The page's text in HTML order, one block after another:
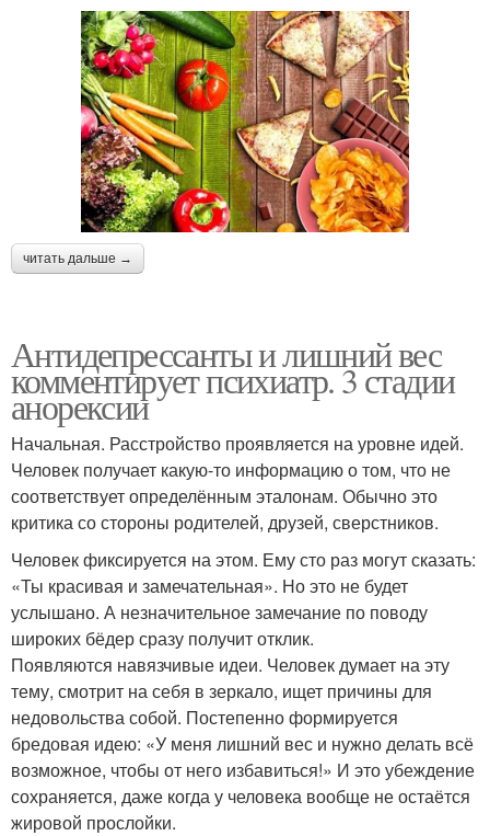
читать дальше →
Антидепрессанты и лишний вес
комментирует психиатр. 3 стадии
анорексии
Начальная. Расстройство проявляется на уровне идей.
Человек получает какую-то информацию о том, что не
соответствует определённым эталонам. Обычно это
критика со стороны родителей, друзей, сверстников.
Человек фиксируется на этом. Ему сто раз могут сказать:
«Ты красивая и замечательная». Но это не будет
услышано. А незначительное замечание по поводу
широких бёдер сразу получит отклик.
Появляются навязчивые идеи. Человек думает на эту
тему, смотрит на себя в зеркало, ищет причины для
недовольства собой. Постепенно формируется
бредовая идею: «У меня лишний вес и нужно делать всё
возможное, чтобы от него избавиться!» И это убеждение
сохраняется, даже когда у человека вообще не остаётся
жировой прослойки.